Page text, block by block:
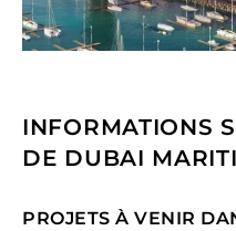
INFORMATIONS
DE DUBAI
PROJETS À VENIR